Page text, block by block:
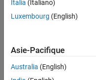
Italia (Italiano)
Luxembourg (English)
Asie-Pacifique
Australia (English)